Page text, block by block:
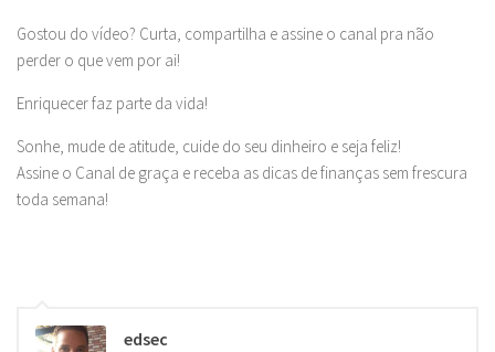
Gostou do vídeo? Curta, compartilha e assine o canal pra não
perder o que vem por ai!
Enriquecer faz parte da vida!
Sonhe, mude de atitude, cuide do seu dinheiro e seja feliz!
Assine o Canal de graça e receba as dicas de finanças sem frescura
toda semana!
edsec